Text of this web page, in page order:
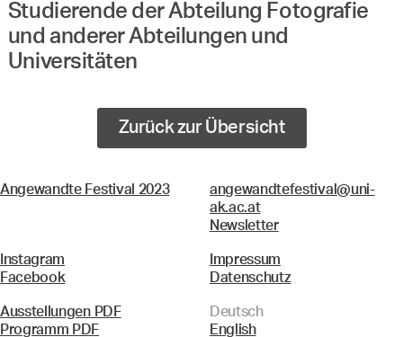
Studierende der Abteilung Fotografie
und anderer Abteilungen und
Universitäten
Zurück zur Übersicht
Angewandte Festival 2023
angewandtefestival@uni-
ak.ac.at
Newsletter
Instagram
Facebook
Impressum
Datenschutz
Ausstellungen PDF
Programm PDF
Deutsch
English